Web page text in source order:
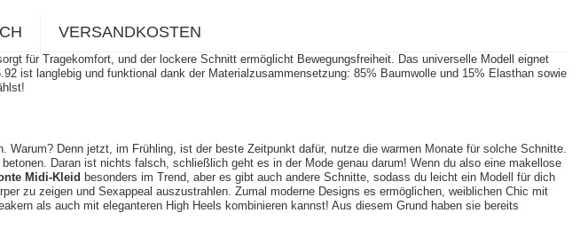
VERSANDKOSTEN
für Tragekomfort, und der lockere Schnitt ermöglicht Bewegungsfreiheit. Das universelle Modell eignet
ist langlebig und funktional dank der Materialzusammensetzung: 85% Baumwolle und 15% Elasthan sowie
Denn jetzt, im Frühling, ist der beste Zeitpunkt dafür, nutze die warmen Monate für solche Schnitte.
Daran ist nichts falsch, schließlich geht es in der Mode genau darum! Wenn du also eine makellose
Midi-Kleid besonders im Trend, aber es gibt auch andere Schnitte, sodass du leicht ein Modell für dich
zu zeigen und Sexappeal auszustrahlen. Zumal moderne Designs es ermöglichen, weiblichen Chic mit
als auch mit eleganteren High Heels kombinieren kannst! Aus diesem Grund haben sie bereits